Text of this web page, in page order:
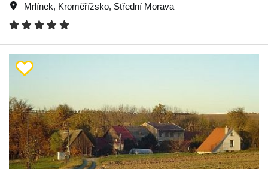
Mrlínek, Kroměřížsko, Střední Morava